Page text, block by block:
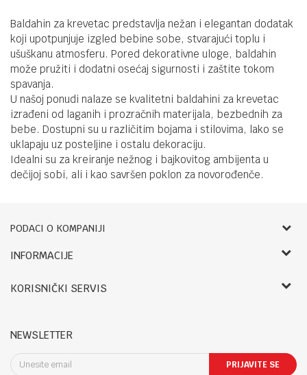
Baldahin za krevetac predstavlja nežan i elegantan dodatak
koji upotpunjuje izgled bebine sobe, stvarajući toplu i
ušuškanu atmosferu. Pored dekorativne uloge, baldahin
može pružiti i dodatni osećaj sigurnosti i zaštite tokom
spavanja.
U našoj ponudi nalaze se kvalitetni baldahini za krevetac
izrađeni od laganih i prozračnih materijala, bezbednih za
bebe. Dostupni su u različitim bojama i stilovima, lako se
uklapaju uz posteljine i ostalu dekoraciju.
Idealni su za kreiranje nežnog i bajkovitog ambijenta u
dečijoj sobi, ali i kao savršen poklon za novorođenče.
PODACI O KOMPANIJI
Bebbco
RADNO VREME:
Subota: 09-13h
INFORMACIJE
Zaposlenje
Kontakt
Blog
KORISNIČKI SERVIS
Reklamacije i reklamacioni list
Pravo na odustajanje
NEWSLETTER
PRIJAVITE SE